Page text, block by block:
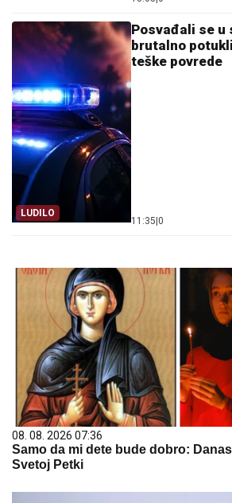
LUDILO
Posvađali se u
brutalno
teške povrede
11:35 0
08. 08. 2026 07:36
Samo da mi dete bude dobro:
Svetoj Petki